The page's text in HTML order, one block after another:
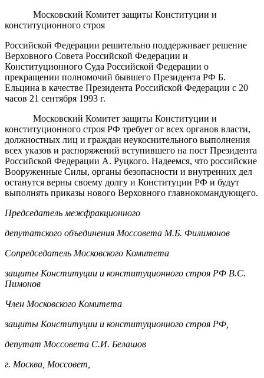
Московский Комитет защиты Конституции и
конституционного строя
Российской Федерации решительно поддерживает решение
Верховного Совета Российской Федерации и
Конституционного Суда Российской Федерации о
прекращении полномочий бывшего Президента РФ Б.
Ельцина в качестве Президента Российской Федерации с 20
часов 21 сентября 1993 г.
Московский Комитет защиты Конституции и
конституционного строя РФ требует от всех органов власти,
должностных лиц и граждан неукоснительного выполнения
всех указов и распоряжений вступившего на пост Президента
Российской Федерации А. Руцкого. Надеемся, что российские
Вооруженные Силы, органы безопасности и внутренних дел
останутся верны своему долгу и Конституции РФ и будут
выполнять приказы нового Верховного главнокомандующего.
Председатель межфракционного
депутатского объединения Моссовета М.Б. Филимонов
Сопредседатель Московского Комитета
защиты Конституции и конституционного строя РФ В.С.
Пимонов
Член Московского Комитета
защиты Конституции и конституционного строя РФ,
депутат Моссовета С.И. Белашов
г. Москва, Моссовет,